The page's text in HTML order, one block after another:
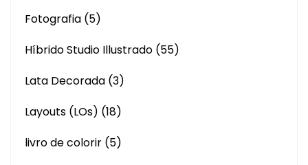
Fotografia (5)
Híbrido Studio Illustrado (55)
Lata Decorada (3)
Layouts (LOs) (18)
livro de colorir (5)